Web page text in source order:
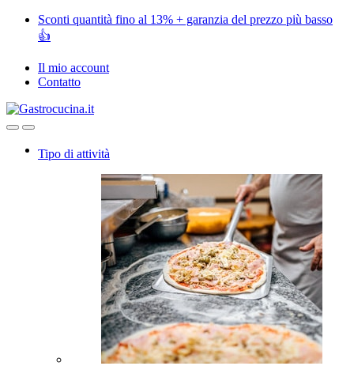
Skip
Skip
Sconti quantità fino al 13% + garanzia del prezzo più basso
👍
Il mio account
Contatto
OpenClose
Tipo di attività